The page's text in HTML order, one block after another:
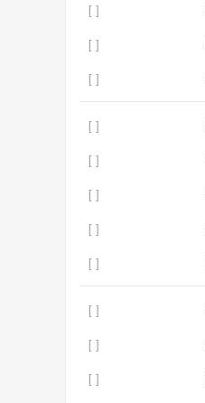
[ ]
[ ]
[ ]
[ ]
[ ]
[ ]
[ ]
[ ]
[ ]
[ ]
[ ]